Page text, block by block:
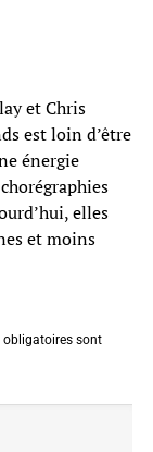
et Chris
est loin d’être
énergie
elles
et moins
obligatoires sont